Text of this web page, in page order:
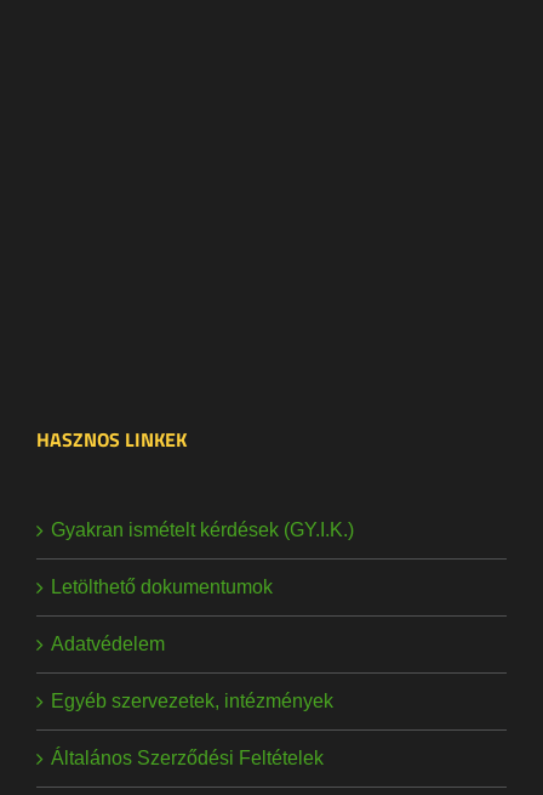
HASZNOS LINKEK
Gyakran ismételt kérdések (GY.I.K.)
Letölthető dokumentumok
Adatvédelem
Egyéb szervezetek, intézmények
Általános Szerződési Feltételek